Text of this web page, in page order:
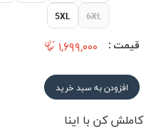
5XL 6XL
قیمت : ۱,۶۹۹,۰۰۰
افزودن به سبد خرید
کاملش کن با اینا